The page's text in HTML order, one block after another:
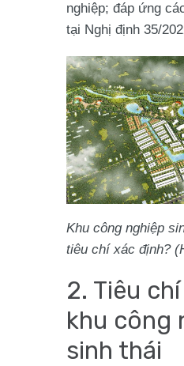
nghiệp; đáp ứng
tại Nghị định 35/
Khu công nghiệp
tiêu chí xác định?
2. Tiêu
khu công
sinh thái